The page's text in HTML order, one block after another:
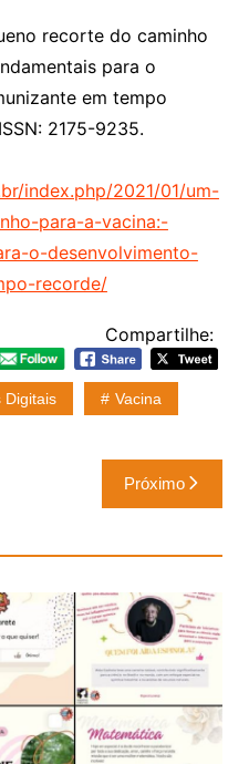
recorte do caminho
para o
em tempo
2175-9235.
index.php/2021/01/um-
para-a-vacina:-
o-desenvolvimento-
recorde/
Compartilhe:
Digitais Vacina
Próximo